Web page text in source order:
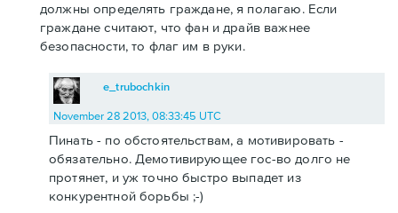
должны определять граждане, я полагаю. Если
граждане считают, что фан и драйв важнее
безопасности, то флаг им в руки.
e_trubochkin
November 28 2013, 08:33:45 UTC
Пинать - по обстоятельствам, а мотивировать -
обязательно. Демотивирующее гос-во долго не
протянет, и уж точно быстро выпадет из
конкурентной борьбы ;-)